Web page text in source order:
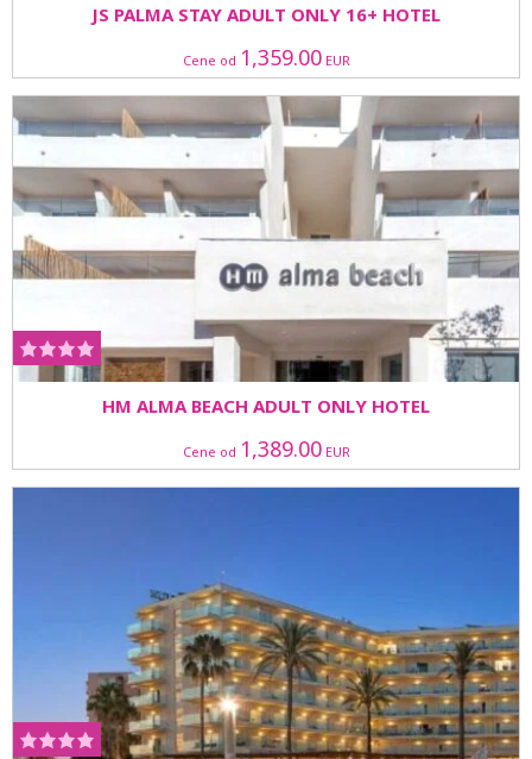
JS PALMA STAY ADULT ONLY 16+ HOTEL
Cene od 1,359.00EUR
HM ALMA BEACH ADULT ONLY HOTEL
Cene od 1,389.00EUR